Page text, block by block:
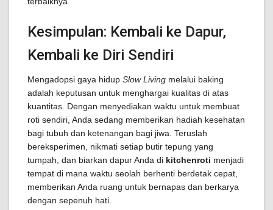
Kesimpulan: Kembali ke Dapur,
Kembali ke Diri Sendiri
Mengadopsi gaya hidup Slow Living melalui baking
adalah keputusan untuk menghargai kualitas di atas
kuantitas. Dengan menyediakan waktu untuk membuat
roti sendiri, Anda sedang memberikan hadiah kesehatan
bagi tubuh dan ketenangan bagi jiwa. Teruslah
bereksperimen, nikmati setiap butir tepung yang
tumpah, dan biarkan dapur Anda di kitchenroti menjadi
tempat di mana waktu seolah berhenti berdetak cepat,
memberikan Anda ruang untuk bernapas dan berkarya
dengan sepenuh hati.